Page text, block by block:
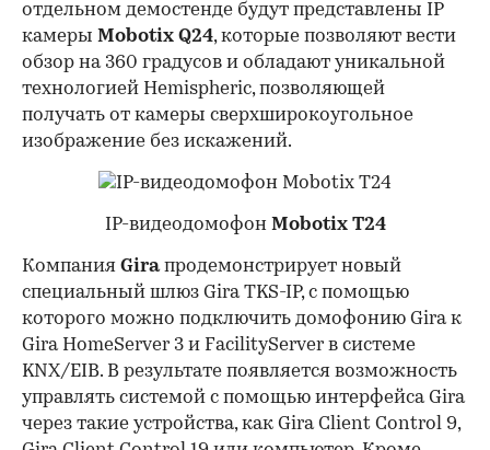
отдельном демостенде будут представлены IP
камеры Mobotix Q24, которые позволяют вести
обзор на 360 градусов и обладают уникальной
технологией Hemispheric, позволяющей
получать от камеры сверхширокоугольное
изображение без искажений.
IP-видеодомофон Mobotix T24
Компания Giraпродемонстрирует новый
специальный шлюз Gira TKS-IP, с помощью
которого можно подключить домофонию Gira к
Gira HomeServer 3 и FacilityServer в системе
KNX/EIB. В результате появляется возможность
управлять системой с помощью интерфейса Gira
через такие устройства, как Gira Client Control 9,